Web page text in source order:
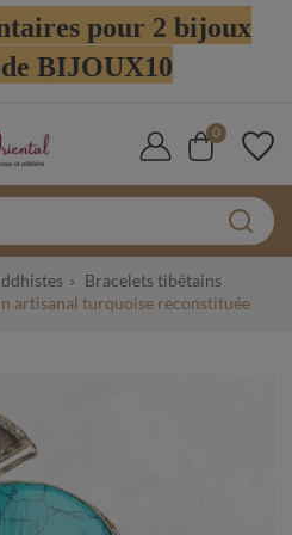
pour 2 bijoux
BIJOUX10
0
Bracelets tibétains
artisanal turquoise reconstituée